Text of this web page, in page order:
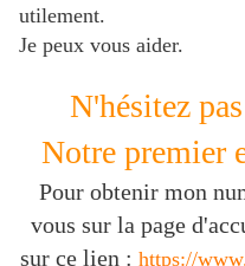
utilement.
Je peux vous aider.
N'hésitez
Notre premier
Pour obtenir mon
vous sur la page
sur ce lien : https://